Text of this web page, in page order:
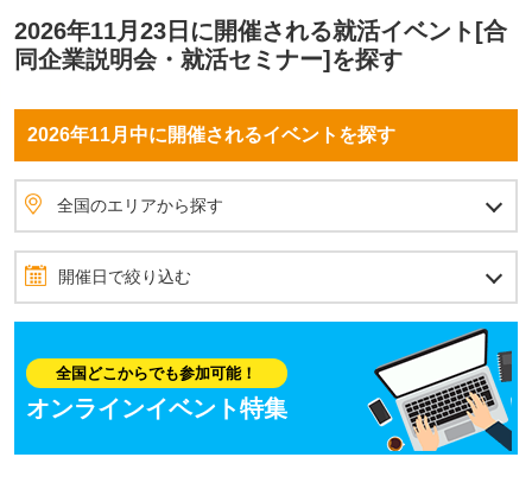
2026年11月23日に開催される就活イベント[合
同企業説明会・就活セミナー]を探す
2026年11月中に開催されるイベントを探す
全国のエリアから探す
全国のエリアから探す
北海道・東北
北海道
青森県
岩手県
秋田県
宮城県
山形県
福島県
北関東
茨城県
栃木県
群馬県
首都圏
埼玉県
東京都
神奈川県
千葉県
甲信越
山梨県
長野県
新潟県
北陸
石川県
富山県
福井県
東海
愛知県
静岡県
岐阜県
三重県
関西
大阪府
兵庫県
京都府
滋賀県
奈良県
和歌山県
四国
愛媛県
香川県
高知県
徳島県
中国
岡山県
広島県
島根県
鳥取県
山口県
九州・沖縄
福岡県
佐賀県
長崎県
熊本県
大分県
宮崎県
鹿児島県
沖縄県
開催日で絞り込む
2026年11月 12月
月 火 金 土
1 2 3 4 6 7
13 14
全国どこからでも参加可能！
オンラインイベント特集